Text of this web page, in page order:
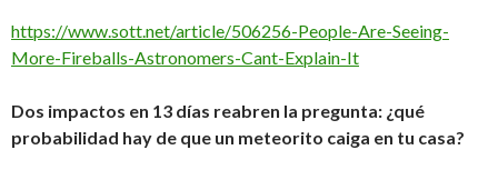
https://www.sott.net/article/506256-People-Are-Seeing-
More-Fireballs-Astronomers-Cant-Explain-It
Dos impactos en 13 días reabren la pregunta: ¿qué
probabilidad hay de que un meteorito caiga en tu casa?